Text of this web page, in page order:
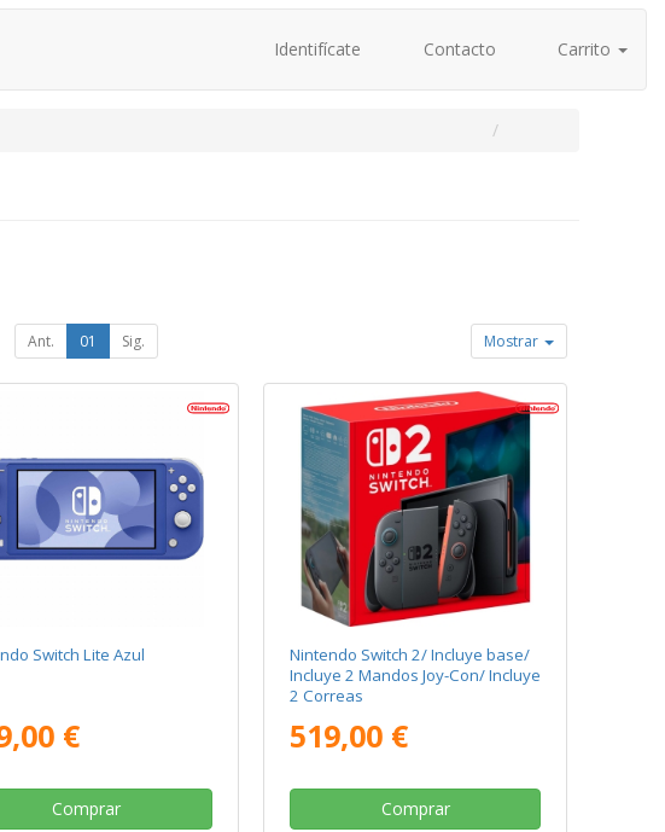
Identifícate Contacto Carrito
Ant. 01 Sig. Mostrar
Switch Lite Azul
€
Comprar
Nintendo Switch 2/ Incluye base/
Incluye 2 Mandos Joy-Con/ Incluye
2 Correas
519,00 €
Comprar